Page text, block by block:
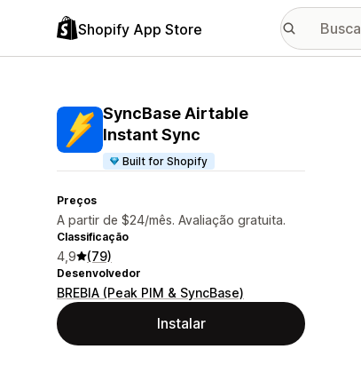
Shopify App Store
SyncBase Airtable
Instant Sync
Built for Shopify
Preços
A partir de $24/mês. Avaliação gratuita.
Classificação
4,9 (79)
Desenvolvedor
BREBIA (Peak PIM & SyncBase)
Instalar